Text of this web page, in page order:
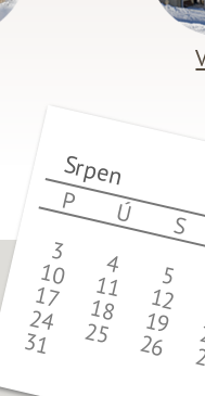
Srpen
P Ú S
3 4 5
10 11 12
17 18 19
24 25 26
31